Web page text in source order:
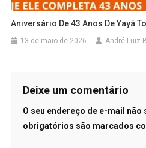
Aniversário De 43 Anos De Yayá
13 de maio de 2026 André Luiz
Deixe um comentário
O seu endereço de e-mail não
obrigatórios são marcados